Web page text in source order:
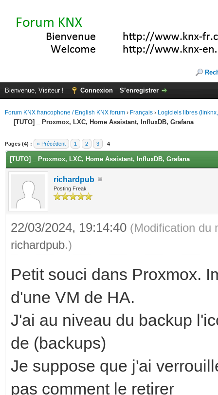
Bienvenue, Visiteur ! Connexion S’enregistrer
Forum KNX francophone / English KNX forum › Français › Logiciels libres
[TUTO] _ Proxmox, LXC, Home Assistant, InfluxDB, Grafana
Pages (4) : « Précédent 1 2 3 4
[TUTO] _ Proxmox, LXC, Home Assistant, InfluxDB, Grafana
richardpub
Posting Freak
22/03/2024, 19:14:40 (Modification du
richardpub.)
Petit souci dans Proxmox.
d'une VM de HA.
J'ai au niveau du backup
de (backups)
Je suppose que j'ai
pas comment le retirer